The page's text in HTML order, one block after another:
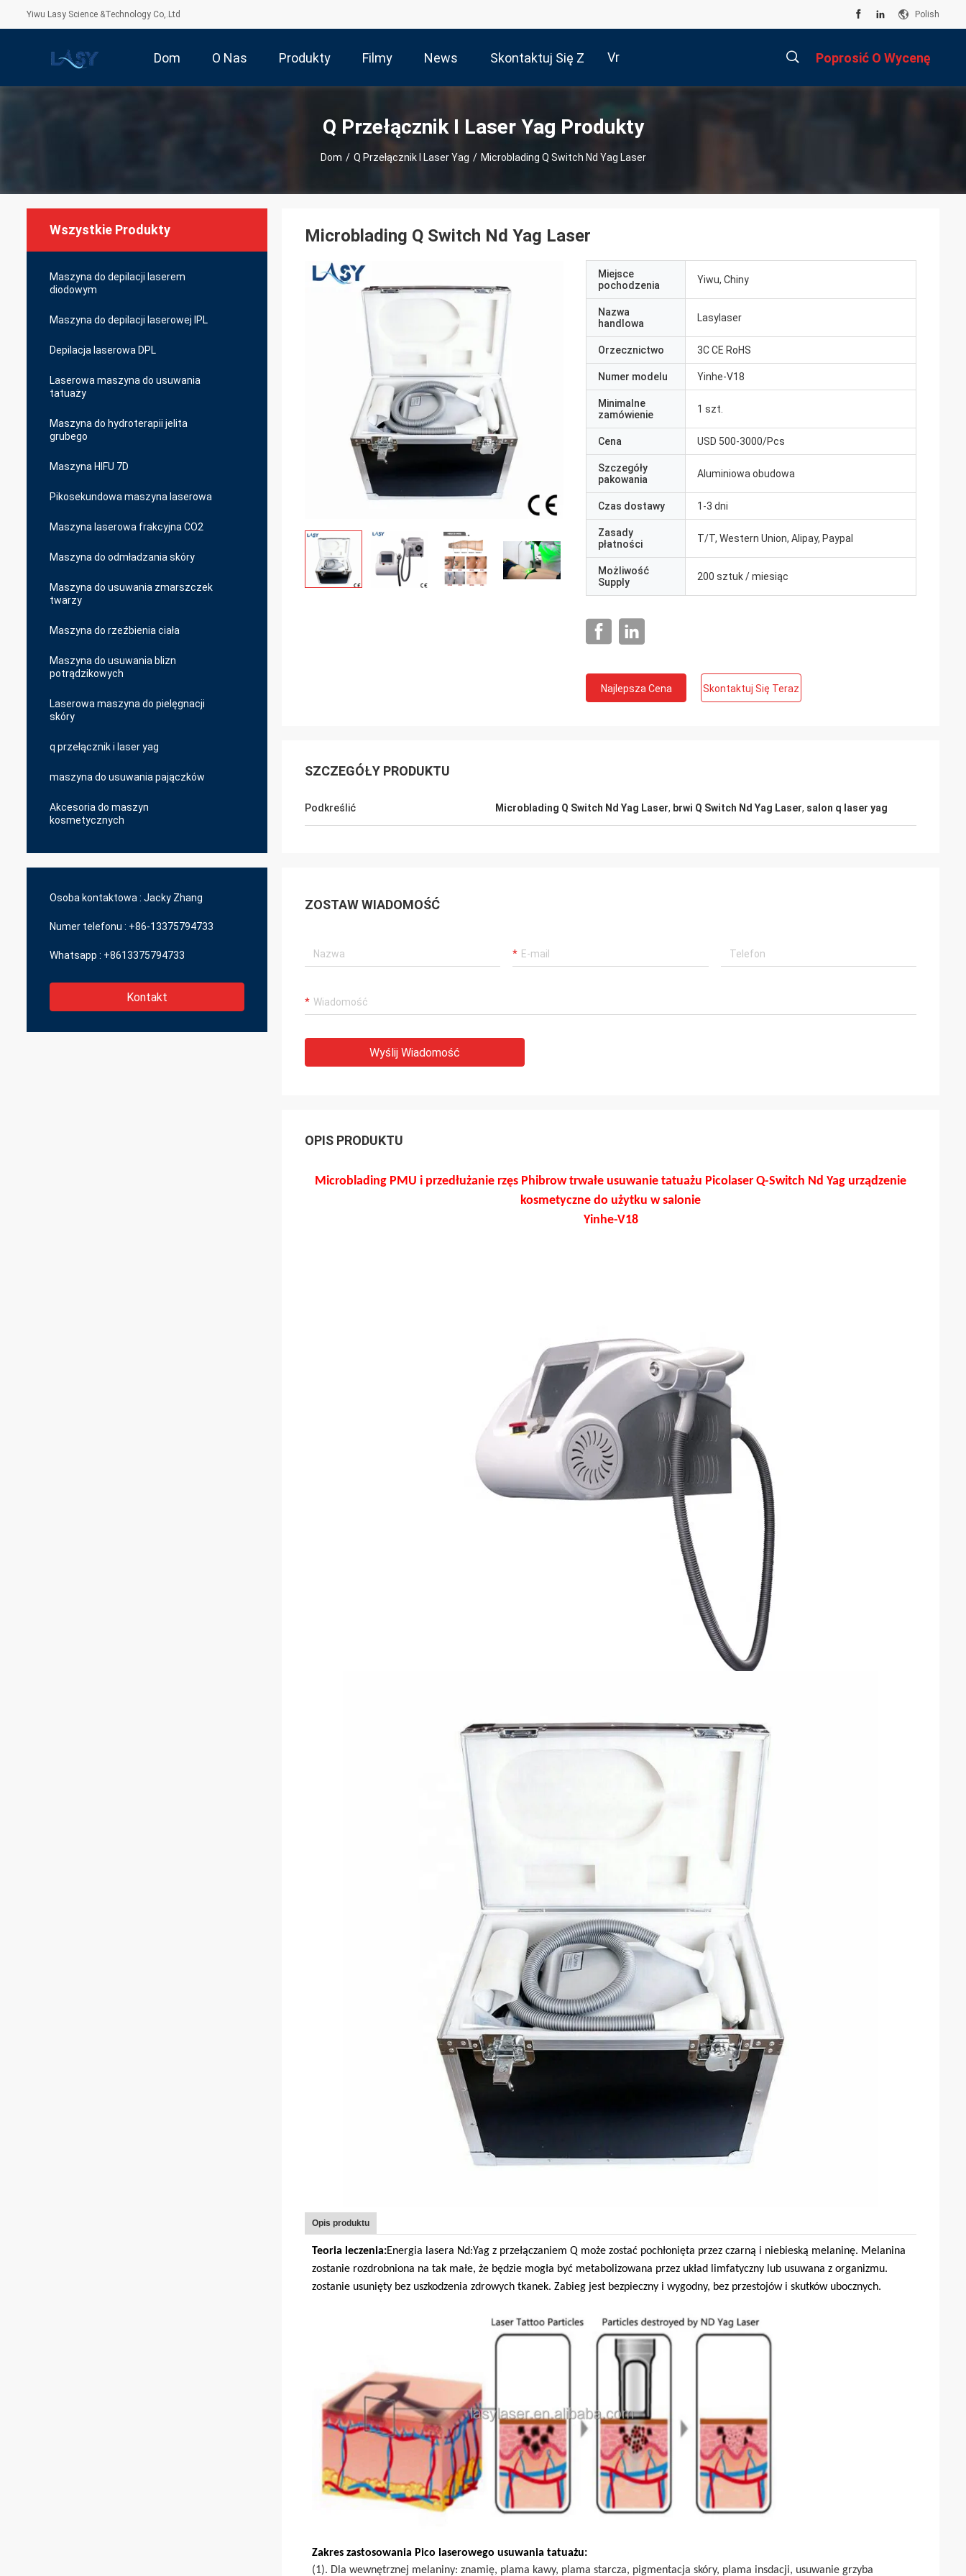
Yiwu Lasy Science &Technology Co,.Ltd Polish
Dom O Nas Produkty Filmy News Skontaktuj Się Z
Nami
Vr Poprosić O Wycenę
Q Przełącznik I Laser Yag Produkty
Dom / Q Przełącznik I Laser Yag / Microblading Q Switch Nd Yag Laser
Wszystkie Produkty
Maszyna do depilacji laserem
diodowym
Maszyna do depilacji laserowej IPL
Depilacja laserowa DPL
Laserowa maszyna do usuwania
tatuaży
Maszyna do hydroterapii jelita
grubego
Maszyna HIFU 7D
Pikosekundowa maszyna laserowa
Maszyna laserowa frakcyjna CO2
Maszyna do odmładzania skóry
Maszyna do usuwania zmarszczek
twarzy
Maszyna do rzeźbienia ciała
Maszyna do usuwania blizn
potrądzikowych
Laserowa maszyna do pielęgnacji
skóry
q przełącznik i laser yag
maszyna do usuwania pajączków
Akcesoria do maszyn
kosmetycznych
Osoba kontaktowa : Jacky Zhang
Numer telefonu : +86-13375794733
Whatsapp : +8613375794733
Kontakt
Microblading Q Switch Nd Yag Laser
Miejsce
pochodzenia
Yiwu, Chiny
Nazwa
handlowa
Lasylaser
Orzecznictwo 3C CE RoHS
Numer modelu Yinhe-V18
Minimalne
zamówienie
1 szt.
Cena USD 500-3000/Pcs
Szczegóły
pakowania
Aluminiowa obudowa
Czas dostawy 1-3 dni
Zasady
płatności
T/T, Western Union, Alipay, Paypal
Możliwość
Supply
200 sztuk / miesiąc
Najlepsza Cena Skontaktuj Się Teraz
SZCZEGÓŁY PRODUKTU
Podkreślić Microblading Q Switch Nd Yag Laser, brwi Q Switch Nd Yag Laser, salon q laser yag
ZOSTAW WIADOMOŚĆ
Wyślij Wiadomość
OPIS PRODUKTU
Microblading PMU i przedłużanie rzęs Phibrow trwałe usuwanie tatuażu Picolaser Q-Switch Nd Yag urządzenie
kosmetyczne do użytku w salonie
Yinhe-V18
Opis produktu
Teoria leczenia:Energia lasera Nd:Yag z przełączaniem Q może zostać pochłonięta przez czarną i niebieską melaninę. Melanina
zostanie rozdrobniona na tak małe, że będzie mogła być metabolizowana przez układ limfatyczny lub usuwana z organizmu.
zostanie usunięty bez uszkodzenia zdrowych tkanek. Zabieg jest bezpieczny i wygodny, bez przestojów i skutków ubocznych.
Zakres zastosowania Pico laserowego usuwania tatuażu:
(1). Dla wewnętrznej melaniny: znamię, plama kawy, plama starcza, pigmentacja skóry, plama insdacji, usuwanie grzyba